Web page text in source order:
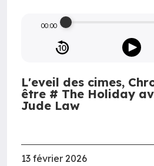
00:00
L'eveil des cimes,
être # The Holiday
Jude Law
13 février 2026